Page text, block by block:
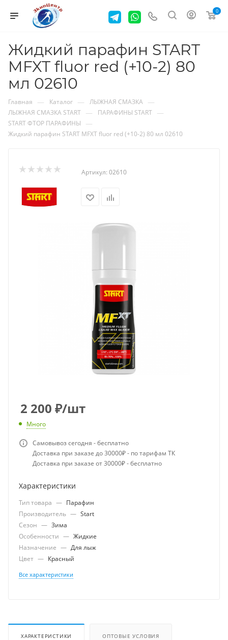
0
Жидкий парафин START
MFXT fluor red (+10-2) 80
мл 02610
Главная — Каталог — ЛЫЖНАЯ СМАЗКА —
ЛЫЖНАЯ СМАЗКА START — ПАРАФИНЫ START —
START ФТОР ПАРАФИНЫ —
Жидкий парафин START MFXT fluor red (+10-2) 80 мл 02610
Артикул: 02610
2 200 ₽/шт
Много
Самовывоз сегодня - бесплатно
Доставка при заказе до 30000₽ - по тарифам ТК
Доставка при заказе от 30000₽ - бесплатно
Характеристики
Тип товара — Парафин
Производитель — Start
Сезон — Зима
Особенности — Жидкие
Назначение — Для лыж
Цвет — Красный
Все характеристики
ХАРАКТЕРИСТИКИ ОПТОВЫЕ УСЛОВИЯ